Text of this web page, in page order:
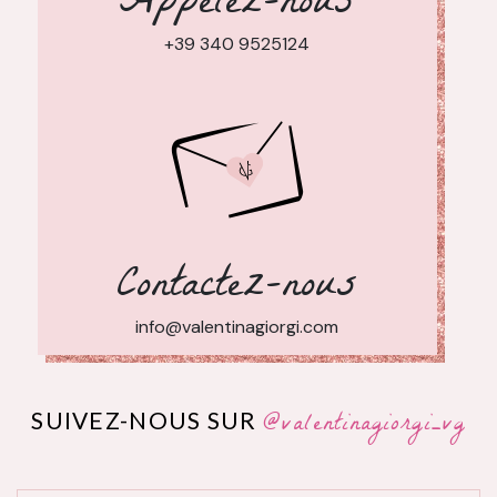
+39 340 9525124
Contactez-nous
info@valentinagiorgi.com
SUIVEZ-NOUS SUR @valentinagiorgi_vg